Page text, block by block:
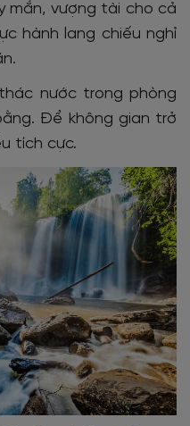
mắn, vượng tài cho cả
hành lang chiếu nghỉ
nước trong phòng
Để không gian trở
tích cực.